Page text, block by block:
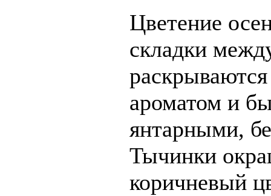
Цветение
складки
ароматом и
янтарными,
Тычинки
коричневый